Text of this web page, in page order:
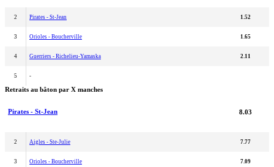
2 Pirates - St-Jean 1.52
3 Orioles - Boucherville 1.65
4 Guerriers - Richelieu-Yamaska 2.11
5 -
Retraits au bâton par X manches
Pirates - St-Jean 8.03
2 Aigles - Ste-Julie 7.77
3 Orioles - Boucherville 7.09